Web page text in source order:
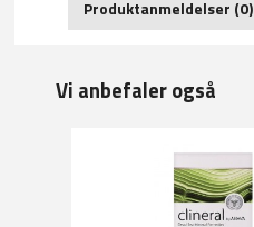
Produktanmeldelser (0)
Vi anbefaler også